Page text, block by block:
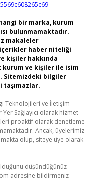
bir marka, kurum
bulunmamaktadır.
makaleler
içerikler haber niteliği
kişiler hakkında
kurum ve kişiler ile isim
Sitemizdeki bilgiler
taşımazlar.
Teknolojileri ve İletişim
Sağlayıcı olarak hizmet
proaktif olarak denetleme
Ancak, üyelerimiz
olup, siteye üye olarak
düşündüğünüz
adresine bildirmeniz